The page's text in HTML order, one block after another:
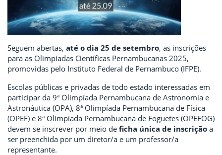
Seguem abertas, até o dia 25 de setembro, as inscrições
para as Olimpíadas Científicas Pernambucanas 2025,
promovidas pelo Instituto Federal de Pernambuco (IFPE).
Escolas públicas e privadas de todo estado interessadas em
participar da 9ª Olimpíada Pernambucana de Astronomia e
Astronáutica (OPA), 8ª Olimpíada Pernambucana de Física
(OPEF) e 8ª Olimpíada Pernambucana de Foguetes (OPEFOG)
devem se inscrever por meio de ficha única de inscrição a
ser preenchida por um diretor/a e um professor/a
representante.